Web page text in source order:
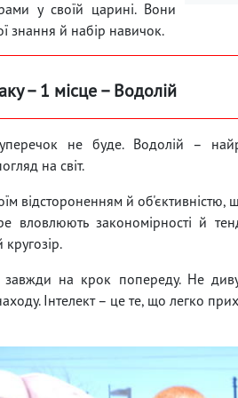
у своїй царині. Вони
знання й набір навичок.
– 1 місце – Водолій
не буде. Водолій –
на світ.
відстороненням й
вловлюють закономірності й
й завжди на крок попереду. Не
Інтелект – це те, що легко